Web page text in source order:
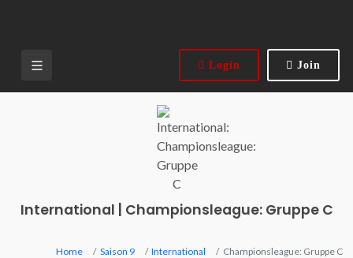
Login Join
International | Championsleague: Gruppe C
Home Saison 9 International Championsleague: Gruppe C